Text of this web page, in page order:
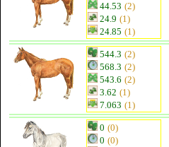
44.53 (2)
24.9 (1)
24.85 (1)
544.3 (2)
568.3 (2)
543.6 (2)
3.62 (1)
7.063 (1)
0 (0)
0 (0)